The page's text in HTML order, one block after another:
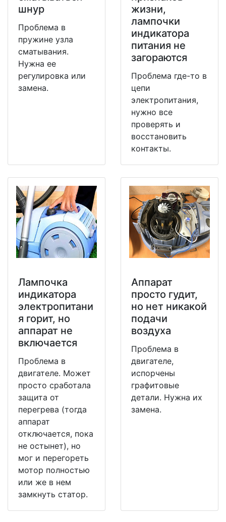
шнур
Проблема в
пружине узла
сматывания.
Нужна ее
регулировка или
замена.
жизни,
лампочки
индикатора
питания не
загораются
Проблема где-то в
цепи
электропитания,
нужно все
проверять и
восстановить
контакты.
Лампочка
индикатора
электропитани
я горит, но
аппарат не
включается
Проблема в
двигателе. Может
просто сработала
защита от
перегрева (тогда
аппарат
отключается, пока
не остынет), но
мог и перегореть
мотор полностью
или же в нем
замкнуть статор.
Аппарат
просто гудит,
но нет никакой
подачи
воздуха
Проблема в
двигателе,
испорчены
графитовые
детали. Нужна их
замена.